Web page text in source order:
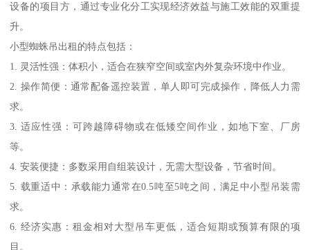
设备的项目方，通过专业化分工实现经济效益与施工效能的双重提
升。
小型蜘蛛吊出租的特点包括：
1. 灵活性强：体积小，适合在狭窄空间或室内外复杂环境中作业。
2. 操作简便：通常配备遥控装置，单人即可完成操作，降低人力需
求。
3. 适应性强：可跨越障碍物或在低矮空间作业，如地下室、厂房
等。
4. 安装便捷：多数采用自组装设计，无需大型设备，节省时间。
5. 载重适中：承载能力通常在0.5吨至5吨之间，满足中小型吊装需
求。
6. 经济实惠：租金相对大型吊车更低，适合短期或预算有限的项
目。